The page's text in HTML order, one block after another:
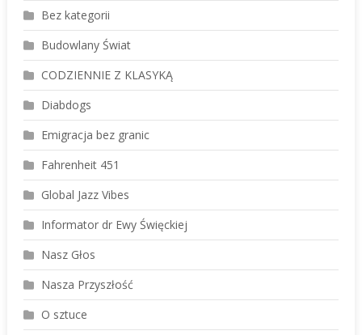
Bez kategorii
Budowlany Świat
CODZIENNIE Z KLASYKĄ
Diabdogs
Emigracja bez granic
Fahrenheit 451
Global Jazz Vibes
Informator dr Ewy Święckiej
Nasz Głos
Nasza Przyszłość
O sztuce